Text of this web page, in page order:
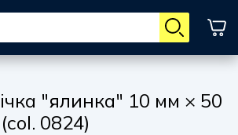
"ялинка" 10 мм × 50
0824)